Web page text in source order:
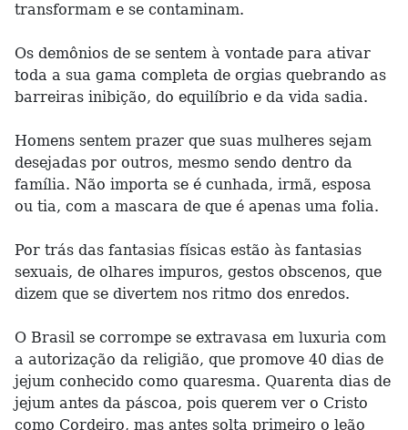
transformam e se contaminam.
Os demônios de se sentem à vontade para ativar
toda a sua gama completa de orgias quebrando as
barreiras inibição, do equilíbrio e da vida sadia.
Homens sentem prazer que suas mulheres sejam
desejadas por outros, mesmo sendo dentro da
família. Não importa se é cunhada, irmã, esposa
ou tia, com a mascara de que é apenas uma folia.
Por trás das fantasias físicas estão às fantasias
sexuais, de olhares impuros, gestos obscenos, que
dizem que se divertem nos ritmo dos enredos.
O Brasil se corrompe se extravasa em luxuria com
a autorização da religião, que promove 40 dias de
jejum conhecido como quaresma. Quarenta dias de
jejum antes da páscoa, pois querem ver o Cristo
como Cordeiro, mas antes solta primeiro o leão